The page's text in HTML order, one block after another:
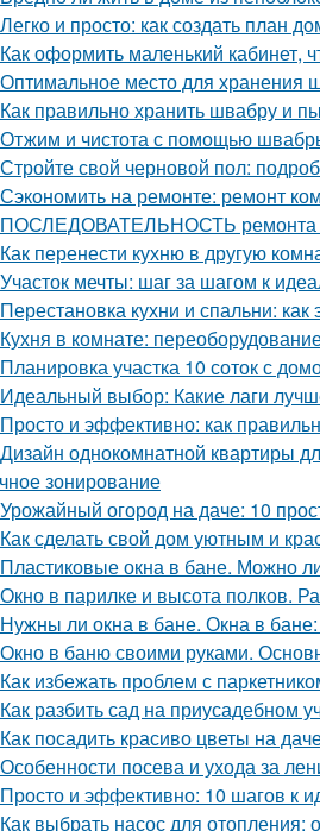
Легко и просто: как создать план
Как оформить маленький
Оптимальное место для хранения
Как правильно хранить швабру и
Отжим и чистота с помощью
Стройте свой черновой пол:
Сэкономить на ремонте: ремонт
ПОСЛЕДОВАТЕЛЬНОСТЬ ремонта
Как перенести кухню в другую
Участок мечты: шаг за шагом к
Перестановка кухни и спальни:
Кухня в комнате:
Планировка участка 10 соток с
Идеальный выбор: Какие лаги
Просто и эффективно: как
Дизайн однокомнатной квартиры
зонирование
Урожайный огород на даче: 10
Как сделать свой дом уютным и
Пластиковые окна в бане. Можно
Окно в парилке и высота полков.
Нужны ли окна в бане. Окна в бане:
Окно в баню своими руками.
Как избежать проблем с
Как разбить сад на приусадебном
Как посадить красиво цветы на
Особенности посева и ухода за
Просто и эффективно: 10 шагов к
Как выбрать насос для